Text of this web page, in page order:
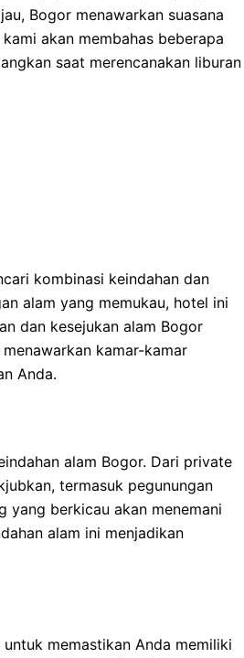
Bogor menawarkan suasana
akan membahas beberapa
saat merencanakan liburan
kombinasi keindahan dan
alam yang memukau, hotel ini
dan kesejukan alam Bogor
kamar-kamar
Anda.
alam Bogor. Dari private
termasuk pegunungan
yang berkicau akan menemani
alam ini menjadikan
memastikan Anda memiliki